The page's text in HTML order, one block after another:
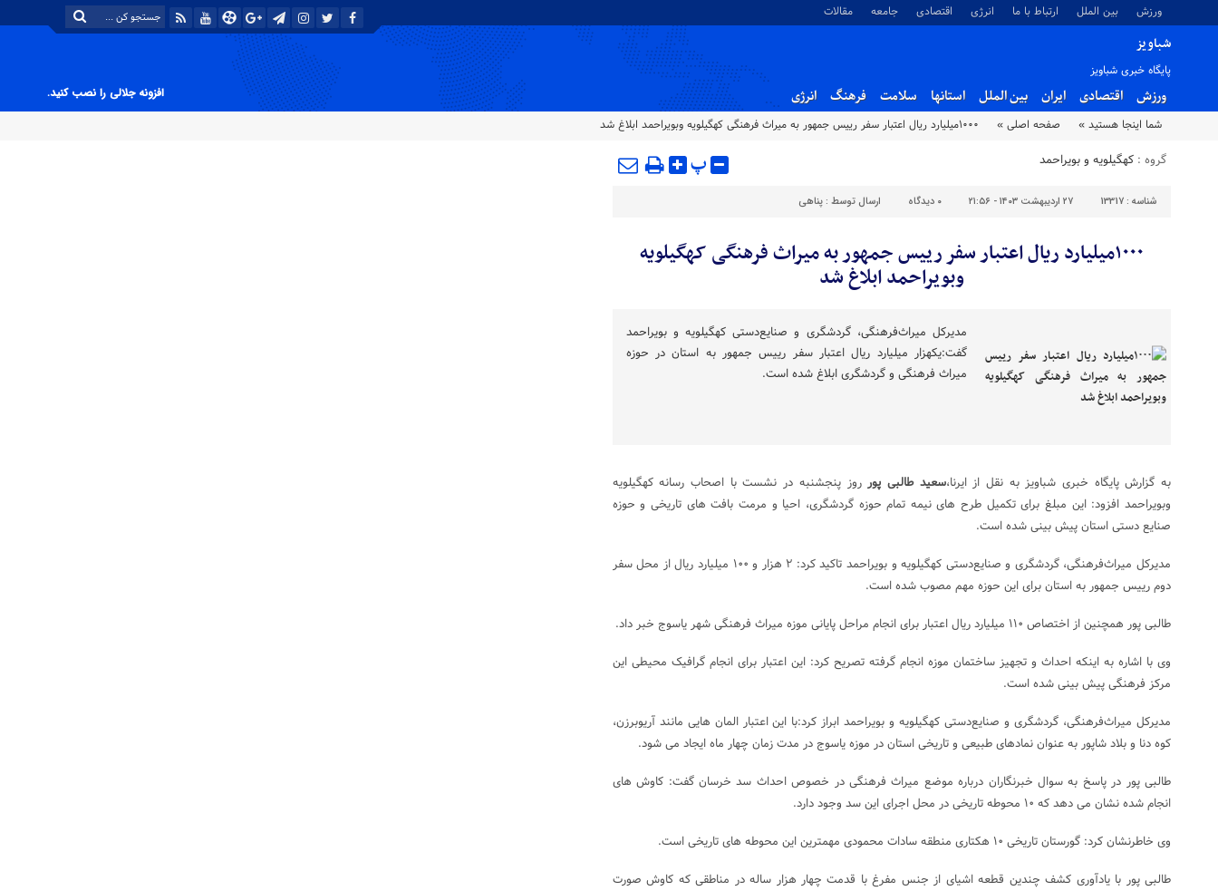
ورزش بین الملل ارتباط با ما انرژی اقتصادی جامعه مقالات
شباویز
پایگاه خبری شباویز
ورزش اقتصادی ایران بین الملل استانها سلامت فرهنگ انرژی افزونه جلالی را نصب کنید.
شما اینجا هستید » صفحه اصلی » ۱۰۰۰میلیارد ریال اعتبار سفر رییس جمهور به میراث فرهنگی کهگیلویه وبویراحمد ابلاغ شد
گروه : کهگیلویه و بویراحمد پ
شناسه : 13317 ۲۷ اردیبهشت ۱۴۰۳ - ۲۱:۵۶ ۰ دیدگاه ارسال توسط : پناهی
۱۰۰۰میلیارد ریال اعتبار سفر رییس جمهور به میراث فرهنگی کهگیلویه
وبویراحمد ابلاغ شد
مدیرکل میراث‌فرهنگی، گردشگری و صنایع‌دستی کهگیلویه و بویراحمد
گفت:یکهزار میلیارد ریال اعتبار سفر رییس جمهور به استان در حوزه
میراث فرهنگی و گردشگری ابلاغ شده است.
به گزارش پایگاه خبری شباویز به نقل از ایرنا،سعید طالبی پورروز پنجشنبه در نشست با اصحاب رسانه کهگیلویه
وبویراحمد افزود: این مبلغ برای تکمیل طرح های نیمه تمام حوزه گردشگری، احیا و مرمت بافت های تاریخی و حوزه
صنایع دستی استان پیش بینی شده است.
مدیرکل میراث‌فرهنگی، گردشگری و صنایع‌دستی کهگیلویه و بویراحمد تاکید کرد: ۲ هزار و ۱۰۰ میلیارد ریال از محل سفر
دوم رییس جمهور به استان برای این حوزه مهم مصوب شده است.
طالبی پور همچنین از اختصاص ۱۱۰ میلیارد ریال اعتبار برای انجام مراحل پایانی موزه میراث فرهنگی شهر یاسوج خبر داد.
وی با اشاره به اینکه احداث و تجهیز ساختمان موزه انجام گرفته تصریح کرد: این اعتبار برای انجام گرافیک محیطی این
مرکز فرهنگی پیش بینی شده است.
مدیرکل میراث‌فرهنگی، گردشگری و صنایع‌دستی کهگیلویه و بویراحمد ابراز کرد:با این اعتبار المان هایی مانند آریوبرزن،
کوه دنا و بلاد شاپور به عنوان نمادهای طبیعی و تاریخی استان در موزه یاسوج در مدت زمان چهار ماه ایجاد می شود.
طالبی پور در پاسخ به سوال خبرنگاران درباره موضع میراث فرهنگی در خصوص احداث سد خرسان گفت: کاوش های
انجام شده نشان می دهد که ۱۰ محوطه تاریخی در محل اجرای این سد وجود دارد.
وی خاطرنشان کرد: گورستان تاریخی ۱۰ هکتاری منطقه سادات محمودی مهمترین این محوطه های تاریخی است.
طالبی پور با یادآوری کشف چندین قطعه اشیای از جنس مفرغ با قدمت چهار هزار ساله در مناطقی که کاوش صورت